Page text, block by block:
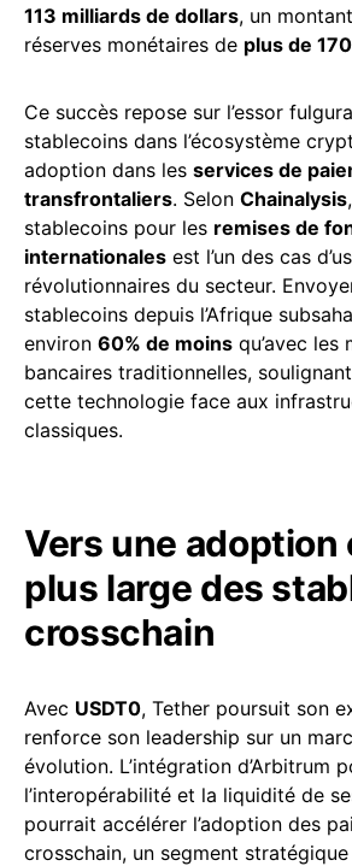
113 milliards de dollars, un
réserves monétaires de plus de
Ce succès repose sur l’essor
stablecoins dans l’écosystème
adoption dans les services de
transfrontaliers. Selon Chainalysis
stablecoins pour les remises de
internationales est l’un des cas
révolutionnaires du secteur.
stablecoins depuis l’Afrique
environ 60% de moins qu’avec les
bancaires traditionnelles,
cette technologie face aux
classiques.
Vers une adoption
plus large des
crosschain
Avec USDT0, Tether poursuit son
renforce son leadership sur un
évolution. L’intégration d’Arbitrum
l’interopérabilité et la liquidité de
pourrait accélérer l’adoption des
crosschain, un segment stratégique